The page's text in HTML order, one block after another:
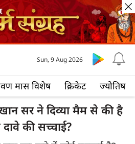
मास विशेष क्रिकेट ज्योतिष
Sun, 9 Aug 2026
सर ने दिव्या मैम से की है
की सच्चाई?